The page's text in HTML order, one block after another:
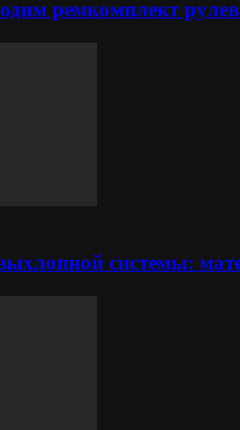
ремкомплект
системы: